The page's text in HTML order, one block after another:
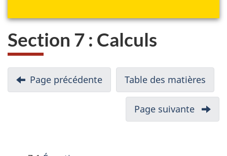
Section 7 : Calculs
N
a
Page précédente
Section
Table des matières
de
Page suivante